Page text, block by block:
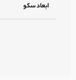
ابعاد سکو